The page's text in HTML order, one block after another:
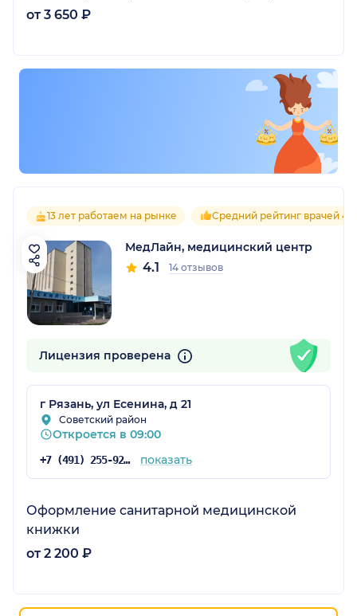
от 3 650 ₽
13 лет работаем на рынке Средний рейтинг врачей 4.1
МедЛайн, медицинский центр
4.1 14 отзывов
Лицензия проверена
г Рязань, ул Есенина, д 21
Советский район
Откроется в 09:00
+7 (491) 255-92-62 показать
Оформление санитарной медицинской
книжки
от 2 200 ₽